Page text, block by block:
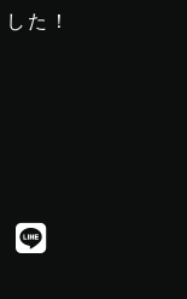
た！